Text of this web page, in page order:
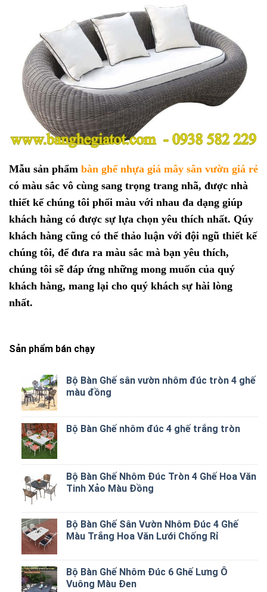
Mẫu sản phẩm bàn ghế nhựa giả mây sân vườn giá rẻ
có màu sắc vô cùng sang trọng trang nhã, được nhà
thiết kế chúng tôi phối màu với nhau đa dạng giúp
khách hàng có được sự lựa chọn yêu thích nhất. Qúy
khách hàng cũng có thể thảo luận với đội ngũ thiết kế
chúng tôi, để đưa ra màu sắc mà bạn yêu thích,
chúng tôi sẽ đáp ứng những mong muốn của quý
khách hàng, mang lại cho quý khách sự hài lòng
nhất.
Sản phẩm bán chạy
Bộ Bàn Ghế sân vườn nhôm đúc tròn 4 ghế
màu đồng
Bộ Bàn Ghế nhôm đúc 4 ghế trắng tròn
Bộ Bàn Ghế Nhôm Đúc Tròn 4 Ghế Hoa Văn
Tinh Xảo Màu Đồng
Bộ Bàn Ghế Sân Vườn Nhôm Đúc 4 Ghế
Màu Trắng Hoa Văn Lưới Chống Rỉ
Bộ Bàn Ghế Nhôm Đúc 6 Ghế Lưng Ô
Vuông Màu Đen